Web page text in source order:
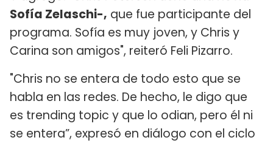
Sofía Zelaschi-, que fue participante del
programa. Sofía es muy joven, y Chris y
Carina son amigos", reiteró Feli Pizarro.
"Chris no se entera de todo esto que se
habla en las redes. De hecho, le digo que
es trending topic y que lo odian, pero él ni
se entera”, expresó en diálogo con el ciclo